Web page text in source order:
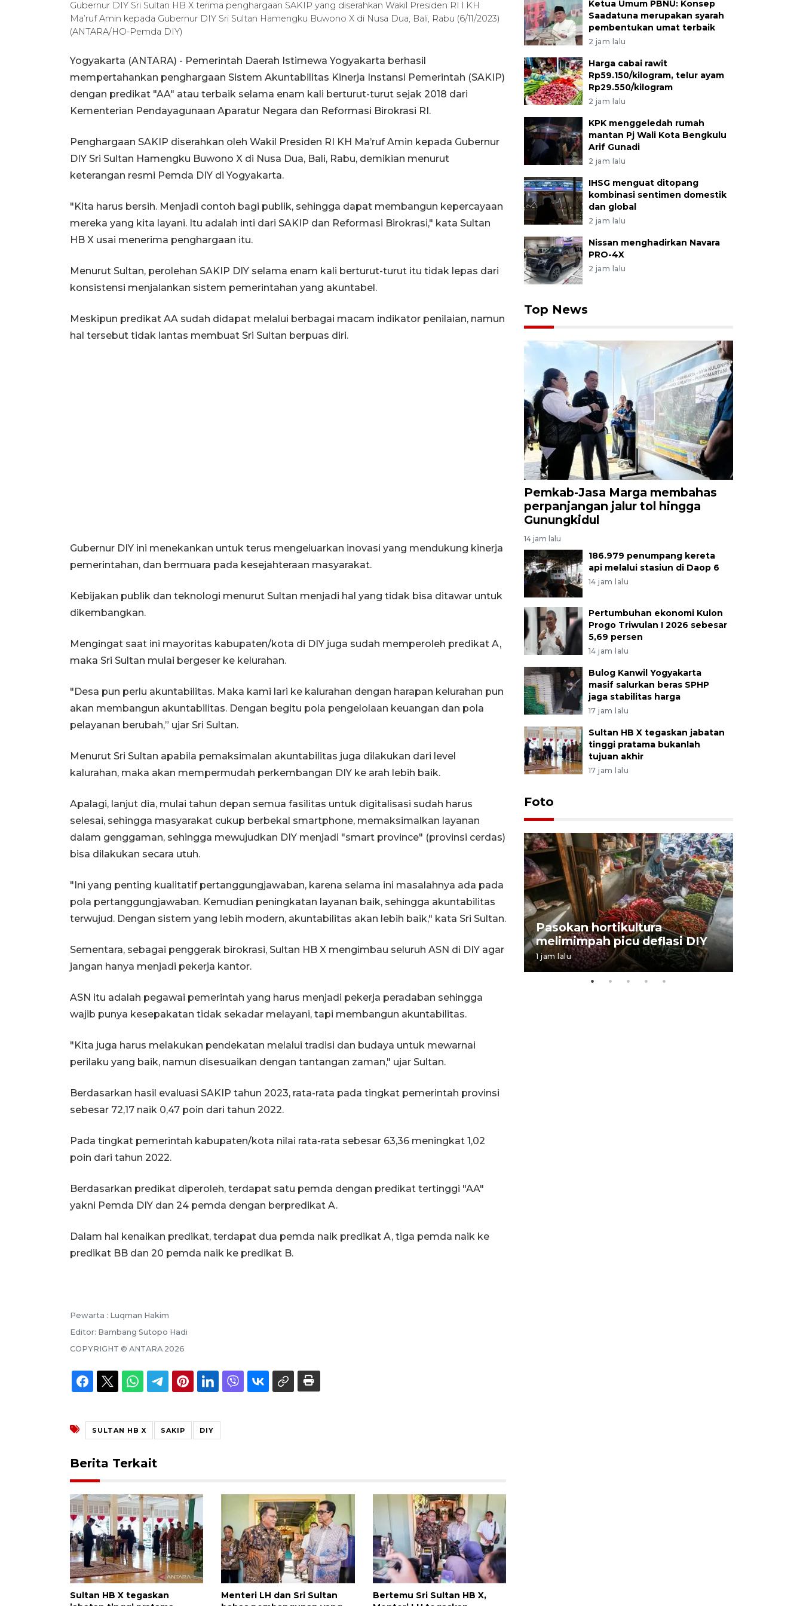
Gubernur DIY Sri Sultan HB X terima penghargaan SAKIP yang diserahkan Wakil Presiden RI l KH
Ma’ruf Amin kepada Gubernur DIY Sri Sultan Hamengku Buwono X di Nusa Dua, Bali, Rabu (6/11/2023)
(ANTARA/HO-Pemda DIY)
Yogyakarta (ANTARA) - Pemerintah Daerah Istimewa Yogyakarta berhasil
mempertahankan penghargaan Sistem Akuntabilitas Kinerja Instansi Pemerintah (SAKIP)
dengan predikat "AA" atau terbaik selama enam kali berturut-turut sejak 2018 dari
Kementerian Pendayagunaan Aparatur Negara dan Reformasi Birokrasi RI.
Penghargaan SAKIP diserahkan oleh Wakil Presiden RI KH Ma’ruf Amin kepada Gubernur
DIY Sri Sultan Hamengku Buwono X di Nusa Dua, Bali, Rabu, demikian menurut
keterangan resmi Pemda DIY di Yogyakarta.
"Kita harus bersih. Menjadi contoh bagi publik, sehingga dapat membangun kepercayaan
mereka yang kita layani. Itu adalah inti dari SAKIP dan Reformasi Birokrasi," kata Sultan
HB X usai menerima penghargaan itu.
Menurut Sultan, perolehan SAKIP DIY selama enam kali berturut-turut itu tidak lepas dari
konsistensi menjalankan sistem pemerintahan yang akuntabel.
Meskipun predikat AA sudah didapat melalui berbagai macam indikator penilaian, namun
hal tersebut tidak lantas membuat Sri Sultan berpuas diri.
Gubernur DIY ini menekankan untuk terus mengeluarkan inovasi yang mendukung kinerja
pemerintahan, dan bermuara pada kesejahteraan masyarakat.
Kebijakan publik dan teknologi menurut Sultan menjadi hal yang tidak bisa ditawar untuk
dikembangkan.
Mengingat saat ini mayoritas kabupaten/kota di DIY juga sudah memperoleh predikat A,
maka Sri Sultan mulai bergeser ke kelurahan.
"Desa pun perlu akuntabilitas. Maka kami lari ke kalurahan dengan harapan kelurahan pun
akan membangun akuntabilitas. Dengan begitu pola pengelolaan keuangan dan pola
pelayanan berubah,” ujar Sri Sultan.
Menurut Sri Sultan apabila pemaksimalan akuntabilitas juga dilakukan dari level
kalurahan, maka akan mempermudah perkembangan DIY ke arah lebih baik.
Apalagi, lanjut dia, mulai tahun depan semua fasilitas untuk digitalisasi sudah harus
selesai, sehingga masyarakat cukup berbekal smartphone, memaksimalkan layanan
dalam genggaman, sehingga mewujudkan DIY menjadi "smart province" (provinsi cerdas)
bisa dilakukan secara utuh.
"Ini yang penting kualitatif pertanggungjawaban, karena selama ini masalahnya ada pada
pola pertanggungjawaban. Kemudian peningkatan layanan baik, sehingga akuntabilitas
terwujud. Dengan sistem yang lebih modern, akuntabilitas akan lebih baik," kata Sri Sultan.
Sementara, sebagai penggerak birokrasi, Sultan HB X mengimbau seluruh ASN di DIY agar
jangan hanya menjadi pekerja kantor.
ASN itu adalah pegawai pemerintah yang harus menjadi pekerja peradaban sehingga
wajib punya kesepakatan tidak sekadar melayani, tapi membangun akuntabilitas.
"Kita juga harus melakukan pendekatan melalui tradisi dan budaya untuk mewarnai
perilaku yang baik, namun disesuaikan dengan tantangan zaman," ujar Sultan.
Berdasarkan hasil evaluasi SAKIP tahun 2023, rata-rata pada tingkat pemerintah provinsi
sebesar 72,17 naik 0,47 poin dari tahun 2022.
Pada tingkat pemerintah kabupaten/kota nilai rata-rata sebesar 63,36 meningkat 1,02
poin dari tahun 2022.
Berdasarkan predikat diperoleh, terdapat satu pemda dengan predikat tertinggi "AA"
yakni Pemda DIY dan 24 pemda dengan berpredikat A.
Dalam hal kenaikan predikat, terdapat dua pemda naik predikat A, tiga pemda naik ke
predikat BB dan 20 pemda naik ke predikat B.
Pewarta : Luqman Hakim
Editor: Bambang Sutopo Hadi
COPYRIGHT © ANTARA 2026
SULTAN HB X SAKIP DIY
Berita Terkait
Sultan HB X tegaskan
Menteri LH dan Sri Sultan
Bertemu Sri Sultan HB X,
Ketua Umum PBNU: Konsep
Saadatuna merupakan syarah
pembentukan umat terbaik
2 jam lalu
Harga cabai rawit
Rp59.150/kilogram, telur ayam
Rp29.550/kilogram
2 jam lalu
KPK menggeledah rumah
mantan Pj Wali Kota Bengkulu
Arif Gunadi
2 jam lalu
IHSG menguat ditopang
kombinasi sentimen domestik
dan global
2 jam lalu
Nissan menghadirkan Navara
PRO-4X
2 jam lalu
Top News
Pemkab-Jasa Marga membahas
perpanjangan jalur tol hingga
Gunungkidul
14 jam lalu
186.979 penumpang kereta
api melalui stasiun di Daop 6
14 jam lalu
Pertumbuhan ekonomi Kulon
Progo Triwulan I 2026 sebesar
5,69 persen
14 jam lalu
Bulog Kanwil Yogyakarta
masif salurkan beras SPHP
jaga stabilitas harga
17 jam lalu
Sultan HB X tegaskan jabatan
tinggi pratama bukanlah
tujuan akhir
17 jam lalu
Foto
02 August 2026 0:49 WIB
Pasokan hortikultura
melimimpah picu deflasi DIY
1 jam lalu